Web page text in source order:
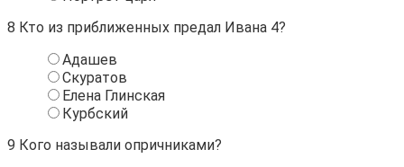
8 Кто из приближенных предал Ивана 4?
Адашев
Скуратов
Елена Глинская
Курбский
9 Кого называли опричниками?